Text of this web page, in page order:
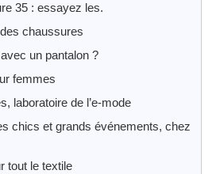
35 : essayez les.
chaussures
un pantalon ?
femmes
laboratoire de l’e-mode
chics et grands événements, chez
tout le textile